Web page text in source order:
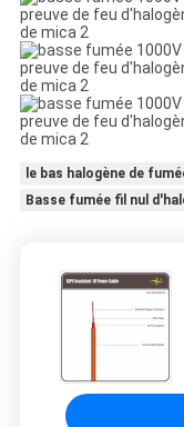
le bas halogène de
Basse fumée fil nul